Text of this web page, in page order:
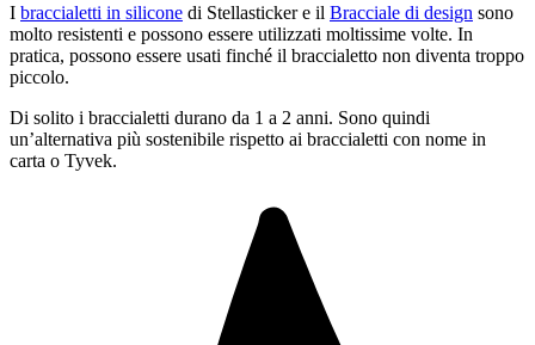
I braccialetti in silicone di Stellasticker e il Bracciale di design sono
molto resistenti e possono essere utilizzati moltissime volte. In
pratica, possono essere usati finché il braccialetto non diventa troppo
piccolo.
Di solito i braccialetti durano da 1 a 2 anni. Sono quindi
un’alternativa più sostenibile rispetto ai braccialetti con nome in
carta o Tyvek.